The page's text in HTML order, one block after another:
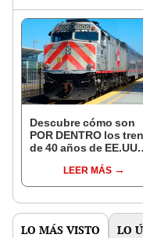
Descubre cómo son
POR DENTRO los
de 40 años de EE.UU.
por US$24 millones
LEER MÁS
LO MÁS VISTO LO